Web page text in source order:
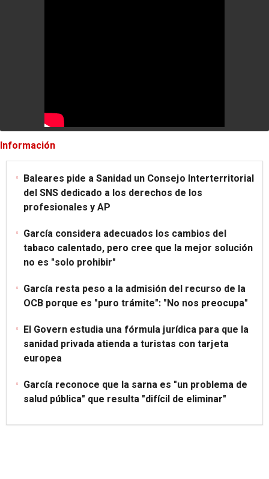
Información
Baleares pide a Sanidad un Consejo Interterritorial
del SNS dedicado a los derechos de los
profesionales y AP
García considera adecuados los cambios del
tabaco calentado, pero cree que la mejor solución
no es "solo prohibir"
García resta peso a la admisión del recurso de la
OCB porque es "puro trámite": "No nos preocupa"
El Govern estudia una fórmula jurídica para que la
sanidad privada atienda a turistas con tarjeta
europea
García reconoce que la sarna es "un problema de
salud pública" que resulta "difícil de eliminar"